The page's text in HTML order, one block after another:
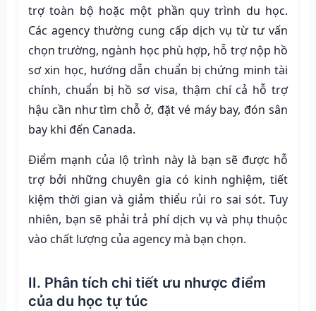
trợ toàn bộ hoặc một phần quy trình du học.
Các agency thường cung cấp dịch vụ từ tư vấn
chọn trường, ngành học phù hợp, hỗ trợ nộp hồ
sơ xin học, hướng dẫn chuẩn bị chứng minh tài
chính, chuẩn bị hồ sơ visa, thậm chí cả hỗ trợ
hậu cần như tìm chỗ ở, đặt vé máy bay, đón sân
bay khi đến Canada.
Điểm mạnh của lộ trình này là bạn sẽ được hỗ
trợ bởi những chuyên gia có kinh nghiệm, tiết
kiệm thời gian và giảm thiểu rủi ro sai sót. Tuy
nhiên, bạn sẽ phải trả phí dịch vụ và phụ thuộc
vào chất lượng của agency mà bạn chọn.
II. Phân tích chi tiết ưu nhược điểm
của du học tự túc